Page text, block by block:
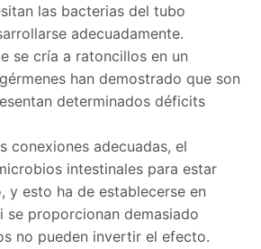
las bacterias del tubo
adecuadamente.
se cría a ratoncillos en un
han demostrado que son
determinados déficits
conexiones adecuadas, el
intestinales para estar
y esto ha de establecerse en
se proporcionan demasiado
no pueden invertir el efecto.